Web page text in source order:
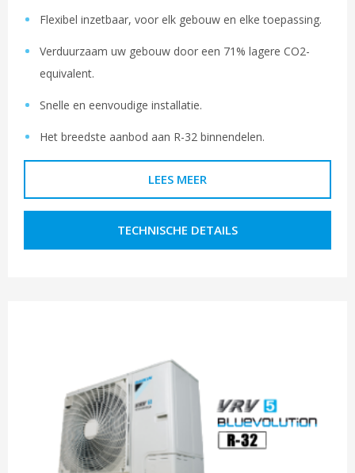
Flexibel inzetbaar, voor elk gebouw en elke toepassing.
Verduurzaam uw gebouw door een 71% lagere CO2-
equivalent.
Snelle en eenvoudige installatie.
Het breedste aanbod aan R-32 binnendelen.
LEES MEER
TECHNISCHE DETAILS